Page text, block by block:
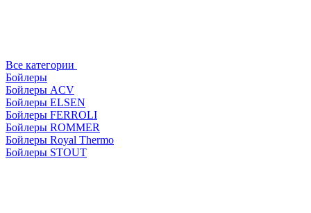
Все категории
Бойлеры
Бойлеры ACV
Бойлеры ELSEN
Бойлеры FERROLI
Бойлеры ROMMER
Бойлеры Royal Thermo
Бойлеры STOUT